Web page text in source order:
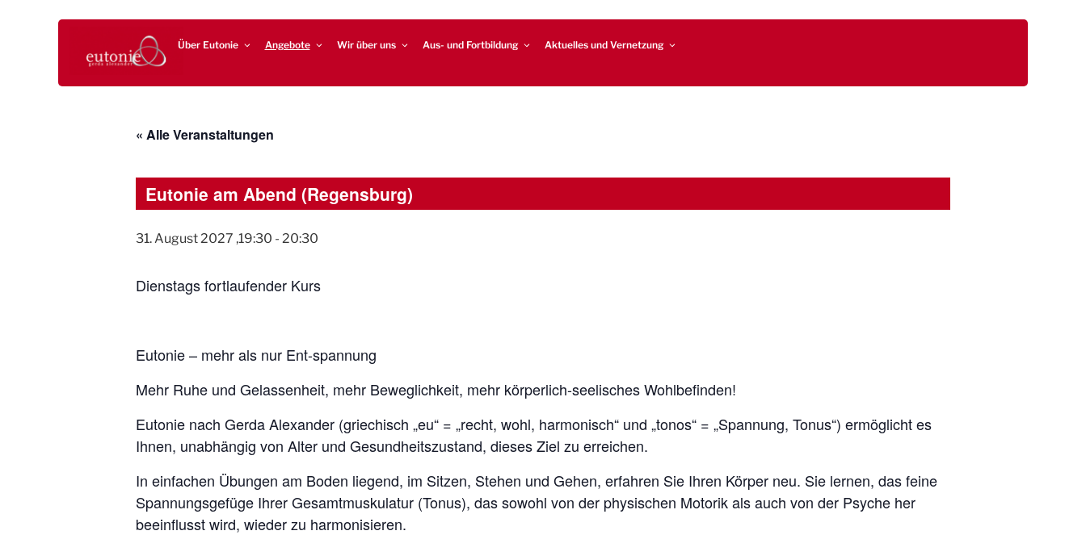
EUTONIE.DE
Über Eutonie Angebote Wir über uns Aus- und Fortbildung Aktuelles und Vernetzung
« Alle Veranstaltungen
Eutonie am Abend (Regensburg)
31. August 2027 ,19:30 - 20:30
Dienstags fortlaufender Kurs
Eutonie – mehr als nur Ent-spannung
Mehr Ruhe und Gelassenheit, mehr Beweglichkeit, mehr körperlich-seelisches Wohlbefinden!
Eutonie nach Gerda Alexander (griechisch „eu“ = „recht, wohl, harmonisch“ und „tonos“ = „Spannung, Tonus“) ermöglicht es
Ihnen, unabhängig von Alter und Gesundheitszustand, dieses Ziel zu erreichen.
In einfachen Übungen am Boden liegend, im Sitzen, Stehen und Gehen, erfahren Sie Ihren Körper neu. Sie lernen, das feine
Spannungsgefüge Ihrer Gesamtmuskulatur (Tonus), das sowohl von der physischen Motorik als auch von der Psyche her
beeinflusst wird, wieder zu harmonisieren.